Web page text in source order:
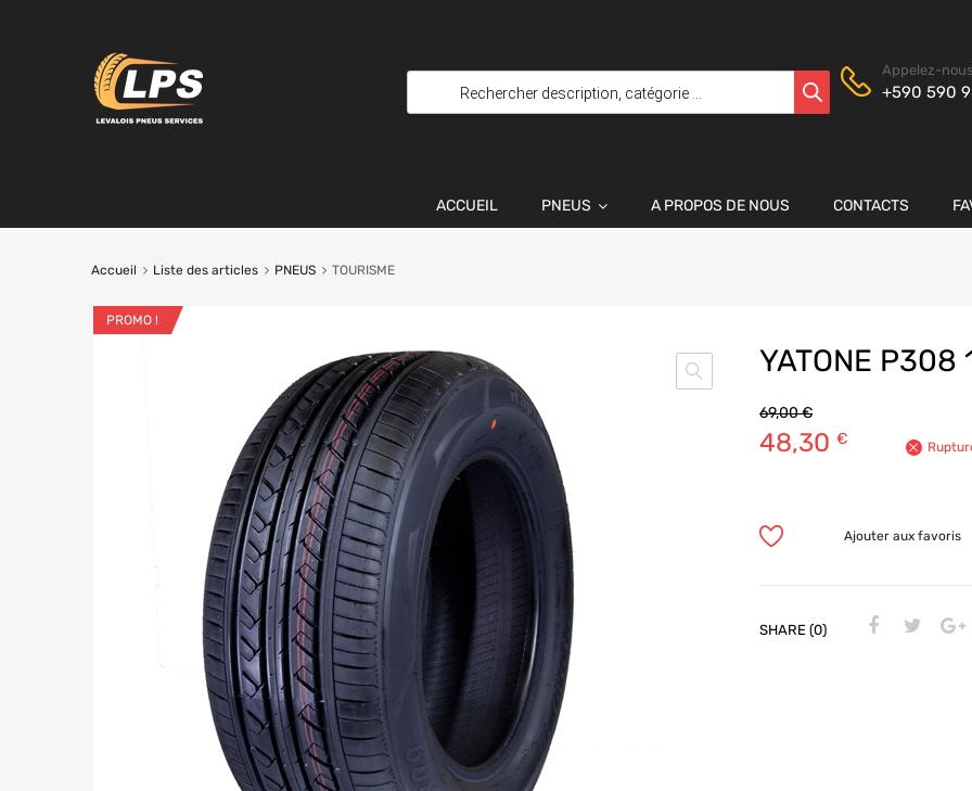
Appelez-
+590 590
ACCUEIL PNEUS A PROPOS DE NOUS CONTACTS
Accueil Liste des articles PNEUS TOURISME
PROMO !
YATONE P308
69,00€
48,30 €
Ajouter aux favoris
SHARE (0)